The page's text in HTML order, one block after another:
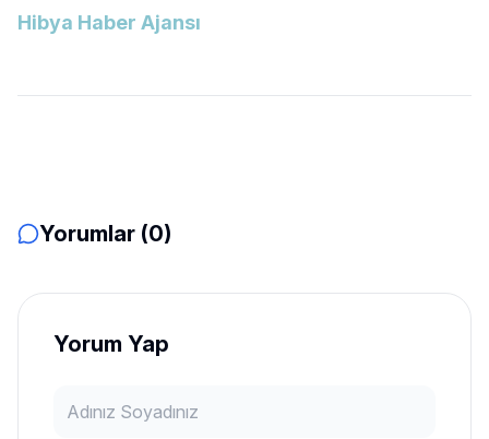
Hibya Haber Ajansı
Yorumlar (0)
Yorum Yap